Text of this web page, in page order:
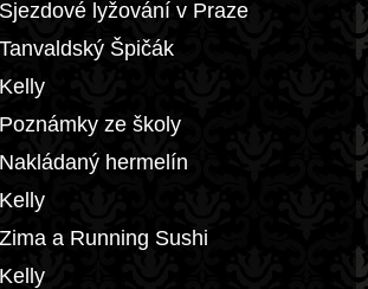
lyžování v Praze
Špičák
ze školy
hermelín
a Running Sushi